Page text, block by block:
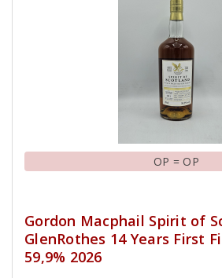
OP = OP
Gordon Macphail Spirit of
GlenRothes 14 Years First
59,9% 2026